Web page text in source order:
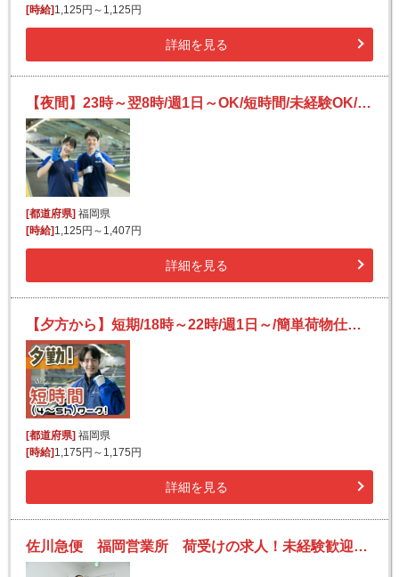
[時給]1,125円～1,125円
詳細を見る
【夜間】23時～翌8時/週1日～OK/短時間/未経験OK/宅配便の仕分け
[都道府県] 福岡県
[時給] 1,125円～1,407円
詳細を見る
【夕方から】短期/18時～22時/週1日～/簡単荷物仕分け/日払い可(規定有)/副業歓迎【2か月間のみ】
[都道府県]福岡県
[時給]1,175円～1,175円
詳細を見る
佐川急便 福岡営業所 荷受けの求人！未経験歓迎！先輩たちがサポートします♪